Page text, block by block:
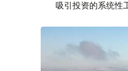
吸引投资的系统性